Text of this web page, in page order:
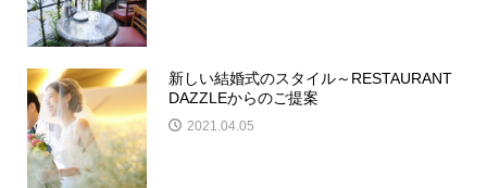
新しい結婚式のスタイル～RESTAURANT
DAZZLEからのご提案
2021.04.05